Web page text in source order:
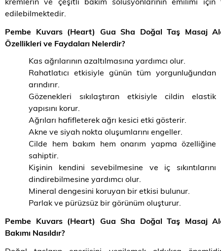
edilebilmektedir.
Pembe Kuvars (Heart) Gua Sha Doğal Taş Masaj
Özellikleri ve Faydaları Nelerdir?
Kas ağrılarının azaltılmasına yardımcı olur.
Rahatlatıcı etkisiyle günün tüm yorgunluğundan
arındırır.
Gözenekleri sıkılaştıran etkisiyle cildin elastik
yapısını korur.
Ağrıları hafifleterek ağrı kesici etki gösterir.
Akne ve siyah nokta oluşumlarını engeller.
Cilde hem bakım hem onarım yapma özelliğine
sahiptir.
Kişinin kendini sevebilmesine ve iç sıkıntılarını
dindirebilmesine yardımcı olur.
Mineral dengesini koruyan bir etkisi bulunur.
Parlak ve pürüzsüz bir görünüm oluşturur.
Pembe Kuvars (Heart) Gua Sha Doğal Taş Masaj
Bakımı Nasıldır?